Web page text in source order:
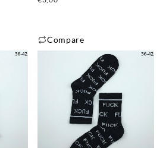
Compare